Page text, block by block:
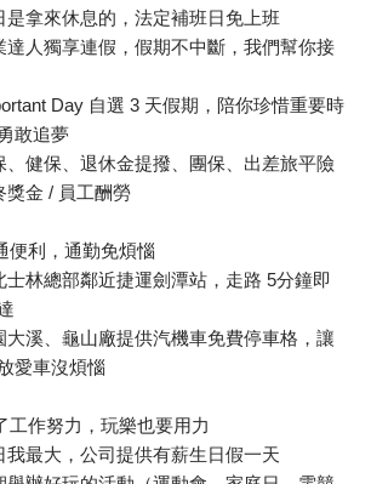
是拿來休息的，法定補班日免上班
達人獨享連假，假期不中斷，我們幫你接
Day 自選 3 天假期，陪你珍惜重要時
敢追夢
、健保、退休金提撥、團保、出差旅平險
獎金 / 員工酬勞
便利，通勤免煩惱
士林總部鄰近捷運劍潭站，走路 5分鐘即
大溪、龜山廠提供汽機車免費停車格，讓
愛車沒煩惱
工作努力，玩樂也要用力
我最大，公司提供有薪生日假一天